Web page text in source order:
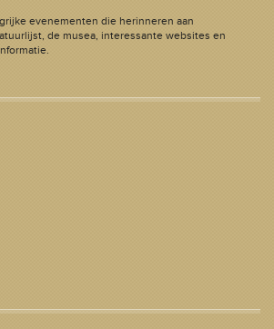
evenementen die herinneren aan
de musea, interessante websites en